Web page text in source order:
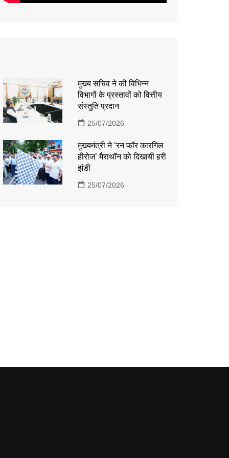
मुख्य सचिव ने की विभिन्न
विभागों के प्रस्तावों को वित्तीय
संस्तुति प्रदान
25/07/2026
मुख्यमंत्री ने ‘रन फॉर कारगिल
हीरोज’ मैराथॉन को दिखायी हरी
झंडी
25/07/2026